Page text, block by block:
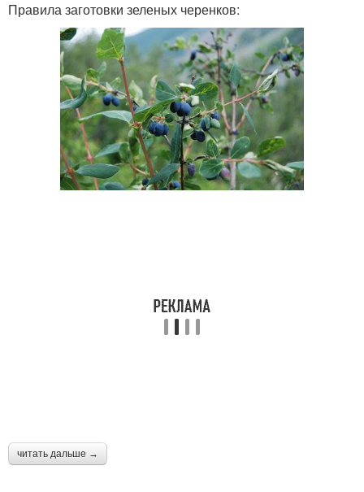
Правила заготовки зеленых черенков:
читать дальше →